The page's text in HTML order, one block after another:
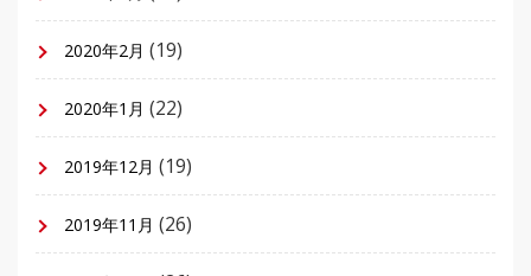
2020年2月 (19)
2020年1月 (22)
2019年12月 (19)
2019年11月 (26)